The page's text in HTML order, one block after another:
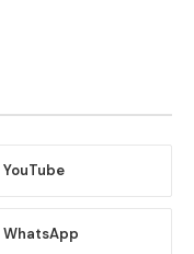
YouTube
WhatsApp